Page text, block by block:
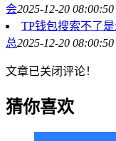
会2025-12-20 08:00:50
TP钱包搜索不了
总2025-12-20 08:00:50
文章已关闭评论！
猜你喜欢